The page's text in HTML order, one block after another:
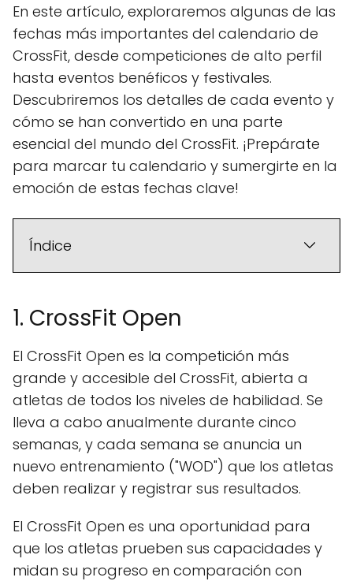
En este artículo, exploraremos algunas de las
fechas más importantes del calendario de
CrossFit, desde competiciones de alto perfil
hasta eventos benéficos y festivales.
Descubriremos los detalles de cada evento y
cómo se han convertido en una parte
esencial del mundo del CrossFit. ¡Prepárate
para marcar tu calendario y sumergirte en la
emoción de estas fechas clave!
Índice
1. CrossFit Open
El CrossFit Open es la competición más
grande y accesible del CrossFit, abierta a
atletas de todos los niveles de habilidad. Se
lleva a cabo anualmente durante cinco
semanas, y cada semana se anuncia un
nuevo entrenamiento ("WOD") que los atletas
deben realizar y registrar sus resultados.
El CrossFit Open es una oportunidad para
que los atletas prueben sus capacidades y
midan su progreso en comparación con